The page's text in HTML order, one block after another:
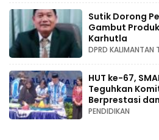
Sutik Dorong
Gambut
Karhutla
DPRD KALIMANTAN
HUT ke-67,
Teguhkan
Berprestasi
PENDIDIKAN